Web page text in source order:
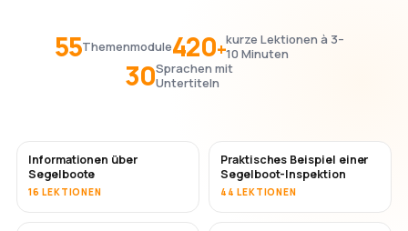
55Themenmodule420+kurze Lektionen à 3–
10 Minuten
30Sprachen mit
Untertiteln
Informationen über
Segelboote
16 LEKTIONEN
Praktisches Beispiel einer
Segelboot-Inspektion
44 LEKTIONEN